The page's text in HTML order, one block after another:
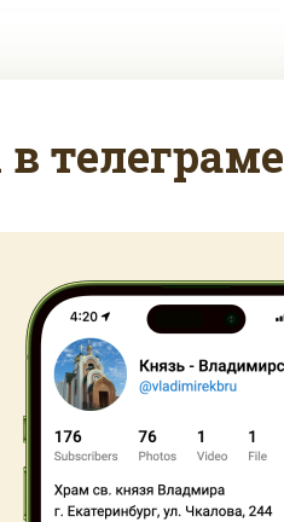
телеграме